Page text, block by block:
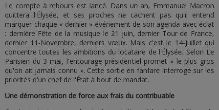
Le compte à rebours est lancé. Dans un an, Emmanuel Macron
quittera l'Élysée, et ses proches ne cachent pas qu'il entend
marquer chaque « dernier » événement de son agenda avec éclat
: dernière Fête de la musique le 21 juin, dernier Tour de France,
dernier 11-Novembre, derniers vœux. Mais c'est le 14-Juillet qui
concentre toutes les ambitions du locataire de l'Élysée. Selon Le
Parisien du 3 mai, l'entourage présidentiel promet « le plus gros
qu'on ait jamais connu ». Cette sortie en fanfare interroge sur les
priorités d'un chef de l'État à bout de mandat.
Une démonstration de force aux frais du contribuable